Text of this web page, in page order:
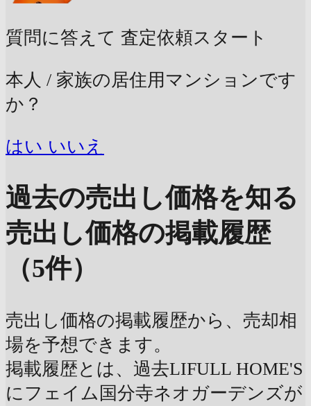
質問に答えて 査定依頼スタート
本人 / 家族の居住用マンションです
か？
はい いいえ
過去の売出し価格を知る
売出し価格の掲載履歴
（5件）
売出し価格の掲載履歴から、売却相
場を予想できます。
掲載履歴とは、過去LIFULL HOME'S
にフェイム国分寺ネオガーデンズが